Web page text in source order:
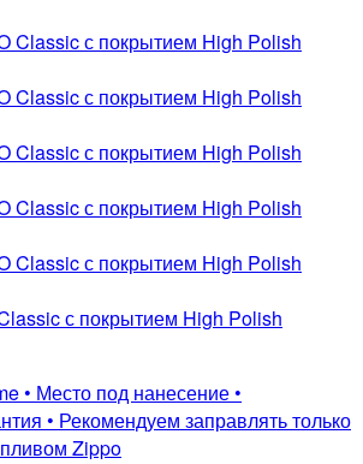
с покрытием High Polish
• Место под нанесение •
• Рекомендуем заправлять только
Zippo